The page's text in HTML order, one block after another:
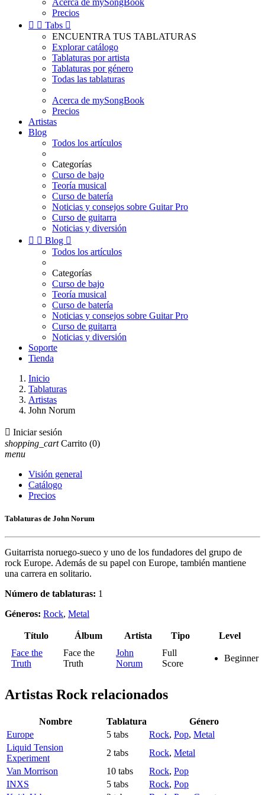
Acerca de mySongBook
Precios
  Tabs 
ENCUENTRA TUS TABLATURAS
Explorar catálogo
Tablaturas por artista
Tablaturas por género
Todas las tablaturas
Acerca de mySongBook
Precios
Artistas
Blog
Todos los artículos
Categorías
Curso de bajo
Teoría musical
Curso de batería
Noticias y consejos sobre Guitar Pro
Curso de guitarra
Noticias y diversión
  Blog 
Todos los artículos
Categorías
Curso de bajo
Teoría musical
Curso de batería
Noticias y consejos sobre Guitar Pro
Curso de guitarra
Noticias y diversión
Soporte
Tienda
Inicio
Tablaturas
Artistas
John Norum
 Iniciar sesión
shopping_cart Carrito (0)
menu
Visión general
Catálogo
Precios
Tablaturas de John Norum
Guitarrista noruego-sueco y uno de los fundadores del grupo de
rock Europe. Además de su papel con Europe, también mantiene
una carrera en solitario.
Número de tablaturas: 1
Géneros: Rock, Metal
Título Álbum Artista Tipo
Level
Face the
Truth
Face the
Truth
John
Norum
Full
Score
Beginner
Artistas Rockrelacionados
Nombre Tablatura
Género
Europe
5 tabs Rock, Pop, Metal
Liquid Tension
Experiment
2 tabs Rock, Metal
Van Morrison
10 tabs Rock, Pop
INXS
5 tabs Rock, Pop